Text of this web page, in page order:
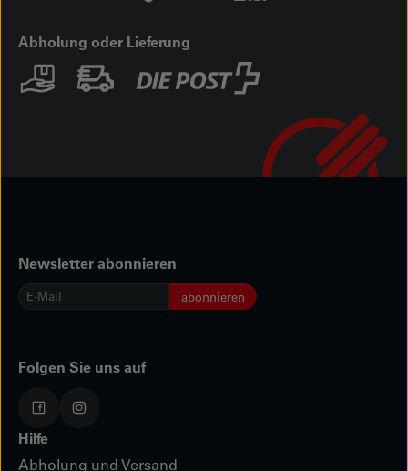
Abholung oder Lieferung
Newsletter abonnieren
E-
abonnieren
Folgen Sie uns auf
Hilfe
Abholung und Versand